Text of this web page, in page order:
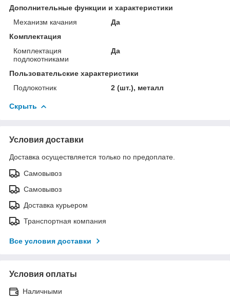
Дополнительные функции и характеристики
Механизм качания
Да
Комплектация
Комплектация
подлокотниками
Да
Пользовательские характеристики
Подлокотник
2 (шт.), металл
Скрыть
Условия доставки
Доставка осуществляется только по предоплате.
Самовывоз
Самовывоз
Доставка курьером
Транспортная компания
Все условия доставки
Условия оплаты
Наличными